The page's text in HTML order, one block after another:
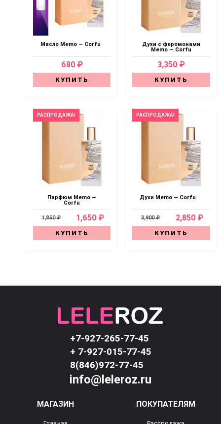
Масло Memo — Corfu
680 ₽
КУПИТЬ
Духи с феромонами
Memo — Corfu
3,350 ₽
КУПИТЬ
РАСПРОДАЖА!
Парфюм Memo —
Corfu
1,850 ₽ 1,650 ₽
КУПИТЬ
РАСПРОДАЖА!
Духи Memo — Corfu
3,900 ₽ 2,850 ₽
КУПИТЬ
+7-927-265-77-45
+ 7-927-015-77-45
8(846)972-77-45
info@leleroz.ru
МАГАЗИН ПОКУПАТЕЛЯМ